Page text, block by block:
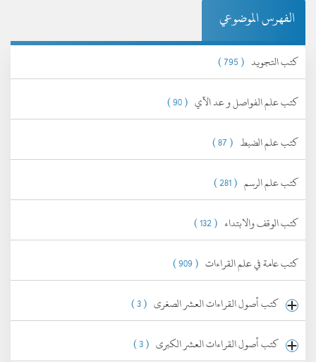
الفهرس الموضوعي
كتب التجويد ( 795 )
كتب علم الفواصل و عد الآي ( 90 )
كتب علم الضبط ( 87 )
كتب علم الرسم ( 281 )
كتب الوقف والابتداء ( 132 )
كتب عامة في علم القراءات ( 909 )
كتب أصول القراءات العشر الصغرى ( 3 )
كتب أصول القراءات العشر الكبرى ( 3 )